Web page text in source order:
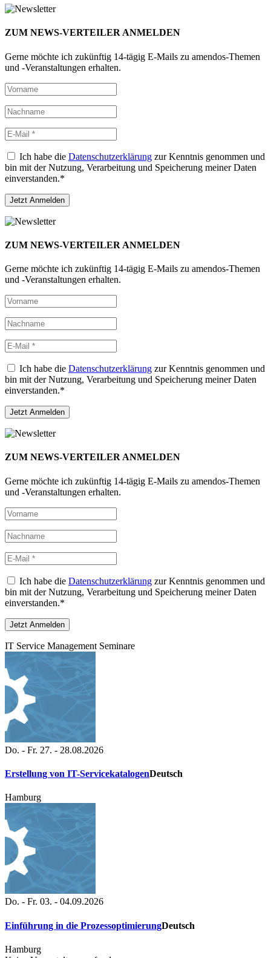
ZUM NEWS-VERTEILER ANMELDEN
Gerne möchte ich zukünftig 14-tägig E-Mails zu amendos-Themen
und -Veranstaltungen erhalten.
Ich habe die Datenschutzerklärung zur Kenntnis genommen und
bin mit der Nutzung, Verarbeitung und Speicherung meiner Daten
einverstanden.*
ZUM NEWS-VERTEILER ANMELDEN
Gerne möchte ich zukünftig 14-tägig E-Mails zu amendos-Themen
und -Veranstaltungen erhalten.
Ich habe die Datenschutzerklärung zur Kenntnis genommen und
bin mit der Nutzung, Verarbeitung und Speicherung meiner Daten
einverstanden.*
ZUM NEWS-VERTEILER ANMELDEN
Gerne möchte ich zukünftig 14-tägig E-Mails zu amendos-Themen
und -Veranstaltungen erhalten.
Ich habe die Datenschutzerklärung zur Kenntnis genommen und
bin mit der Nutzung, Verarbeitung und Speicherung meiner Daten
einverstanden.*
IT Service Management Seminare
Do. - Fr. 27. - 28.08.2026
Erstellung von IT-ServicekatalogenDeutsch
Hamburg
Do. - Fr. 03. - 04.09.2026
Einführung in die ProzessoptimierungDeutsch
Hamburg